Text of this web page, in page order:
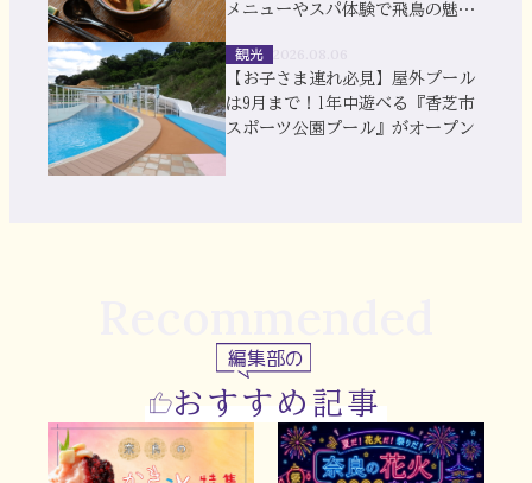
メニューやスパ体験で飛鳥の魅力
観光
【お子さま連れ必見】屋外プール
は9月まで！1年中遊べる『香芝市
スポーツ公園プール』がオープン
編集部の
おすすめ記事